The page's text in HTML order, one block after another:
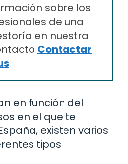
sobre los
de una
en nuestra
Contactar
en función del
en el que te
existen varios
tipos